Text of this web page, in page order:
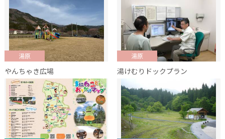
湯原
やんちゃき広場
湯原
湯けむりドックプラン